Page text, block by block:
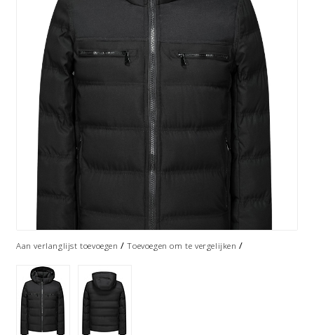
Aan verlanglijst toevoegen /Toevoegen om te vergelijken /